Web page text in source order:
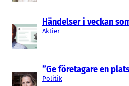
Händelser i veckan
Aktier
”Ge företagare en
Politik